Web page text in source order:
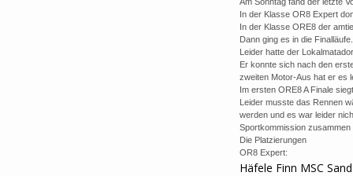
In der Klasse OR8 Expert
In der Klasse ORE8 der
Dann ging es in die Finalläufe.
Leider hatte der
Er konnte sich nach den
zweiten Motor-Aus hat er es
Im ersten ORE8 A Finale
Leider musste das Rennen
werden und es war leider
Sportkommission
Die Platzierungen
OR8 Expert:
Häfele Finn MSC Sand